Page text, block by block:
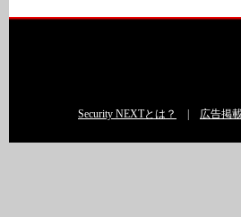
Security NEXTとは？ 広告掲